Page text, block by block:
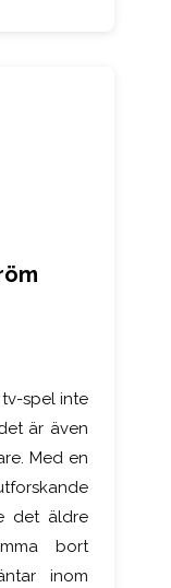
spel inte
är även
Med en
det äldre
bort
inom